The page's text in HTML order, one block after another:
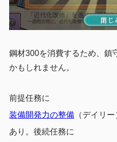
鋼材300を消費するため、鎮
かもしれません。
前提任務に
装備開発力の整備（デイリー
あり。後続任務に